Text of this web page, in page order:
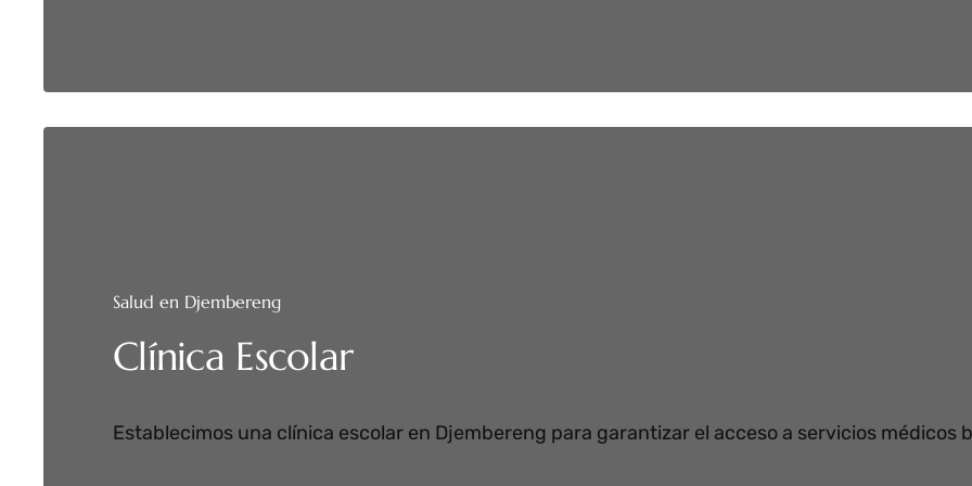
Salud en Djembereng
Clínica Escolar
Establecimos una clínica escolar en Djembereng para garantizar el acceso a servicios médicos